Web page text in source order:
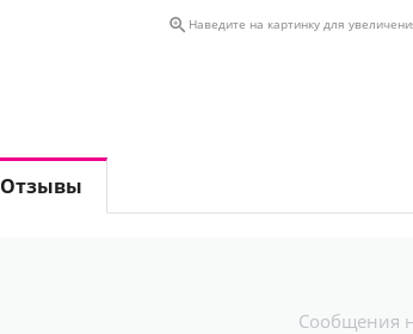
 Наведите на картинку для
Отзывы
Сообщения